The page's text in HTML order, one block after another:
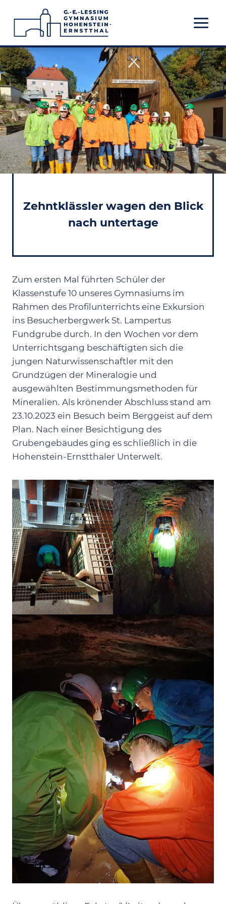
Inhalt
springen
Zehntklässler wagen den Blick
nach untertage
Zum ersten Mal führten Schüler der
Klassenstufe 10 unseres Gymnasiums im
Rahmen des Profilunterrichts eine Exkursion
ins Besucherbergwerk St. Lampertus
Fundgrube durch. In den Wochen vor dem
Unterrichtsgang beschäftigten sich die
jungen Naturwissenschaftler mit den
Grundzügen der Mineralogie und
ausgewählten Bestimmungsmethoden für
Mineralien. Als krönender Abschluss stand am
23.10.2023 ein Besuch beim Berggeist auf dem
Plan. Nach einer Besichtigung des
Grubengebäudes ging es schließlich in die
Hohenstein-Ernstthaler Unterwelt.